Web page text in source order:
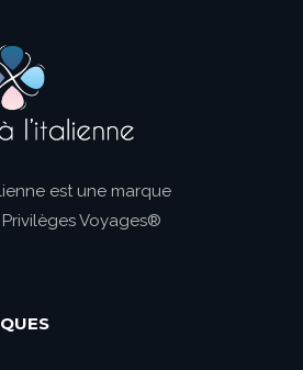
est une marque
Voyages®